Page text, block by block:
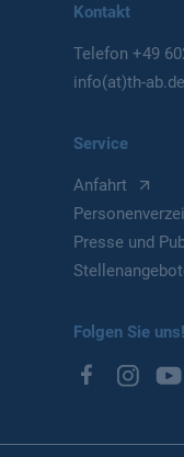
Kontakt
Telefon+49
info(at)th-ab.de
Service
Anfahrt
Presse und
Folgen Sie uns!